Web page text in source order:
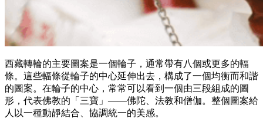
西藏轉輪的主要圖案是一個輪子，通常帶有八個或更多的輻
條。這些輻條從輪子的中心延伸出去，構成了一個均衡而和諧
的圖案。在輪子的中心，常常可以看到一個由三段組成的圖
形，代表佛教的「三寶」——佛陀、法教和僧伽。整個圖案給
人以一種動靜結合、協調統一的美感。